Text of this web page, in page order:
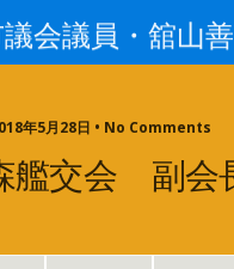
年5月28日 • No Comments
艦交会 副会